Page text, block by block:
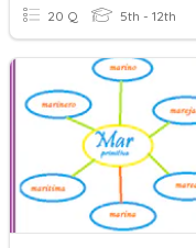
20 Q 5th - 12th